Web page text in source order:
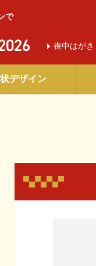
で
喪中はがき
デザイン